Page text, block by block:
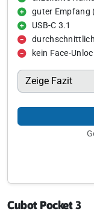
guter Empfang
USB-C 3.1
kein Face-
Zeige Fazit
Cubot Pocket 3